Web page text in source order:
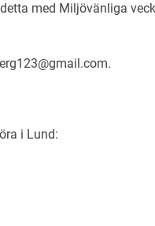
med Miljövänliga
i Lund: